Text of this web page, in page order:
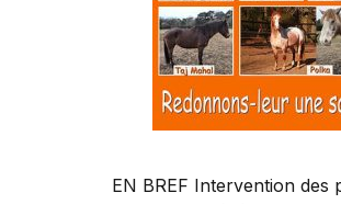
EN BREF Intervention des